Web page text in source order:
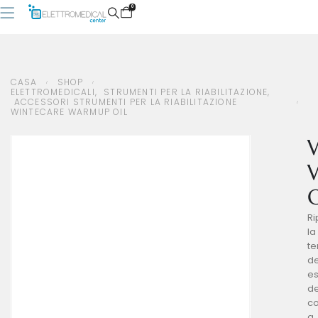
0
ELETTROMEDICALI, STRUMENTI PER LA RIABILITAZIONE
WINTECARE WARMUP OIL
CASA
SHOP
ELETTROMEDICALI, STRUMENTI PER LA RIABILITAZIONE,
ACCESSORI STRUMENTI PER LA RIABILITAZIONE
WINTECARE WARMUP OIL
la